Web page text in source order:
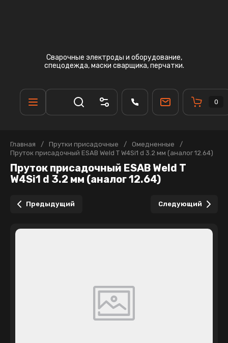
Сварочные электроды и оборудование,
спецодежда, маски сварщика, перчатки.
0
Главная / Прутки присадочные / Омедненные
/
Пруток присадочный ESAB Weld T W4Si1 d 3.2 мм (аналог 12.64)
Пруток присадочный ESAB Weld T
W4Si1 d 3.2 мм (аналог 12.64)
Предыдущий Следующий